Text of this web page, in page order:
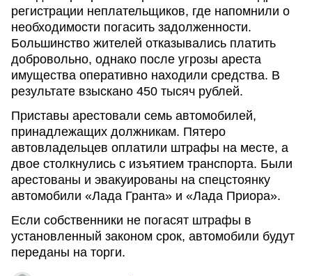
регистрации неплательщиков, где напомнили о
необходимости погасить задолженности.
Большинство жителей отказывались платить
добровольно, однако после угрозы ареста
имущества оперативно находили средства. В
результате взыскано 450 тысяч рублей.
Приставы арестовали семь автомобилей,
принадлежащих должникам. Пятеро
автовладельцев оплатили штрафы на месте, а
двое столкнулись с изъятием транспорта. Были
арестованы и эвакуированы на спецстоянку
автомобили «Лада Гранта» и «Лада Приора».
Если собственники не погасят штрафы в
установленный законом срок, автомобили будут
переданы на торги.